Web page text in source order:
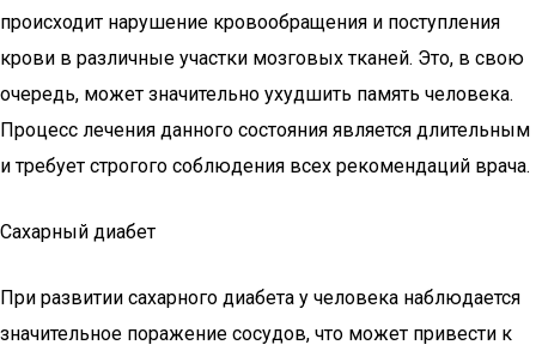
происходит нарушение кровообращения и поступления
крови в различные участки мозговых тканей. Это, в свою
очередь, может значительно ухудшить память человека.
Процесс лечения данного состояния является длительным
и требует строгого соблюдения всех рекомендаций врача.
Сахарный диабет
При развитии сахарного диабета у человека наблюдается
значительное поражение сосудов, что может привести к